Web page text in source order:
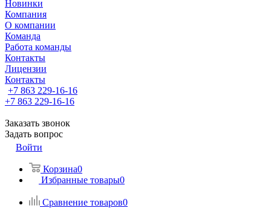
Новинки
Компания
О компании
Команда
Работа команды
Контакты
Лицензии
Контакты
+7 863 229-16-16
+7 863 229-16-16
Заказать звонок
Задать вопрос
Войти
Корзина0
Избранные товары0
Сравнение товаров0